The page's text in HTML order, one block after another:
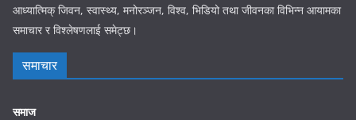
आध्यात्मिक् जिवन, स्वास्थ्य, मनोरञ्जन, विश्व, भिडियो तथा जीवनका विभिन्न आयामका
समाचार र विश्लेषणलाई समेट्छ।
समाचार
समाज